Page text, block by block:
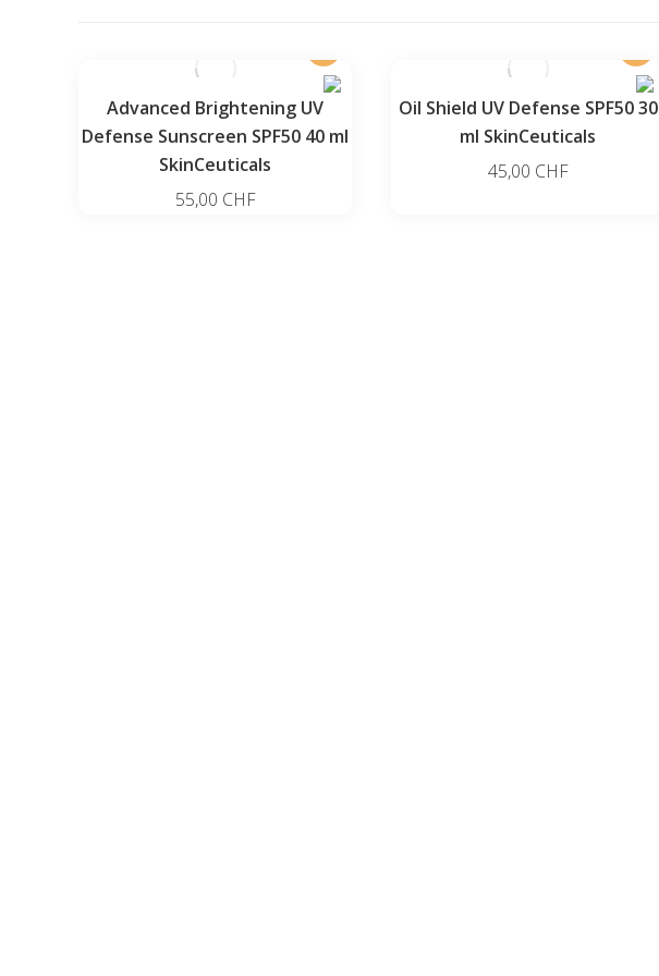
Advanced Brightening UV
Defense Sunscreen SPF50 40 ml
SkinCeuticals
55,00 CHF
Oil Shield UV Defense SPF50 30
ml SkinCeuticals
45,00 CHF